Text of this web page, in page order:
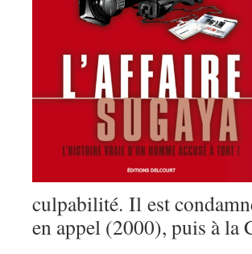
culpabilité. Il est
en appel (2000), puis à la